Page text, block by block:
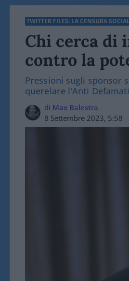
TWITTER FILES: LA CENSURA SOCIAL
Chi cerca di
contro la
Pressioni sugli sponsor
querelare l'Anti
di Max Balestra
8 Settembre 2023, 5:58